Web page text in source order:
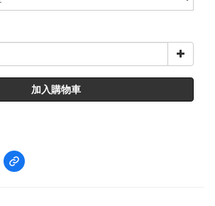
加入購物車